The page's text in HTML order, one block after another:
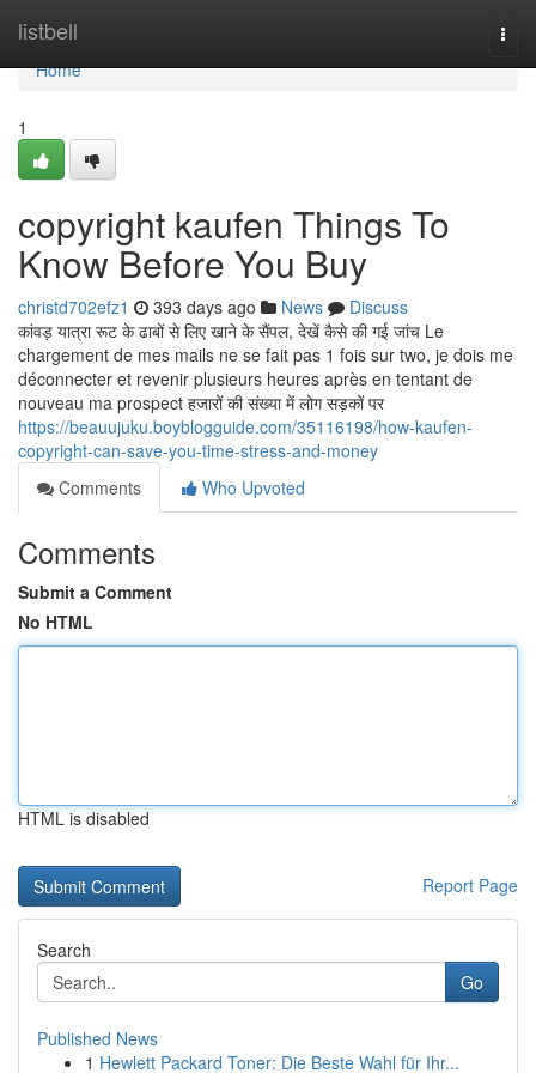
listbell
Home
Home
1
copyright kaufen Things To
Know Before You Buy
christd702efz1 393 days ago News
Discuss
कांवड़ यात्रा रूट के ढाबों से लिए खाने के सैंपल, देखें कैसे की गई जांच Le
chargement de mes mails ne se fait pas 1 fois sur two, je dois me
déconnecter et revenir plusieurs heures après en tentant de
nouveau ma prospect हजारों की संख्या में लोग सड़कों पर
https://beauujuku.boyblogguide.com/35116198/how-kaufen-
copyright-can-save-you-time-stress-and-money
Comments
Who Upvoted
Comments
Submit a Comment
No HTML
HTML is disabled
Report Page
Search
Go
Published News
1 Hewlett Packard Toner: Die Beste Wahl für Ihr...